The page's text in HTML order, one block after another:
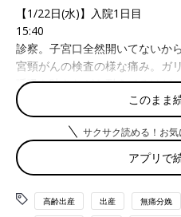
【1/22日(水)】入院1日目
15:40
診察。子宮口全然開いてないか
宮頸がんの検査の様な痛み。ガ
呼吸を吐きながら耐えてるけど
る。だんだん痛くなってきて冷
たものを中に突っ込む。これは
最後の方から終わった後は、足
った。
15:50
NST
このまま
サクサク読める！お
アプリで
高齢出産 出産 無痛分娩